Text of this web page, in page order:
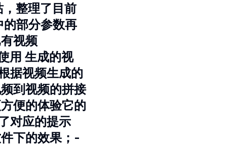
整理了目前
部分参数再
视频
用 生成的视
据视频生成的
到视频的拼接
便的体验它的
对应的提示
下的效果；-